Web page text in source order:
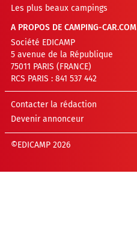
Les plus beaux campings
A PROPOS DE CAMPING-CAR.COM
Société EDICAMP
5 avenue de la République
75011 PARIS (FRANCE)
RCS PARIS : 841 537 442
Contacter la rédaction
Devenir annonceur
©EDICAMP 2026